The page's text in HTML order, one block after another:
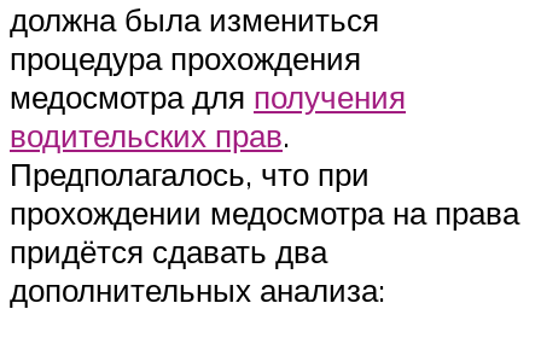
должна была измениться
процедура прохождения
медосмотра для получения
водительских прав.
Предполагалось, что при
прохождении медосмотра на права
придётся сдавать два
дополнительных анализа: